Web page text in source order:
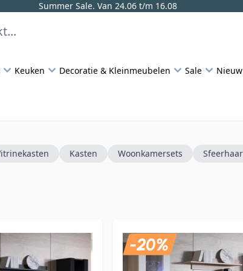
Summer Sale. Van 24.06 t/m 16.08
Keuken Decoratie & Kleinmeubelen Sale Nieuw
Kasten Woonkamersets